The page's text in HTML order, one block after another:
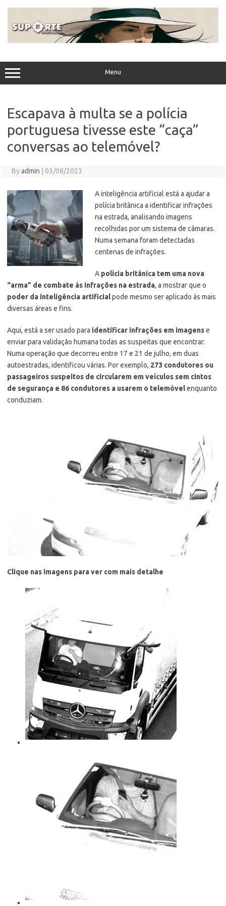
Menu
Escapava à multa se a polícia
portuguesa tivesse este “caça”
conversas ao telemóvel?
Byadmin 03/08/2023
A inteligência artificial está a ajudar a
polícia britânica a identificar infrações
na estrada, analisando imagens
recolhidas por um sistema de câmaras.
Numa semana foram detectadas
centenas de infrações.
A polícia britânica tem uma nova
“arma” de combate às infrações na estrada, a mostrar que o
poder da inteligência artificialpode mesmo ser aplicado às mais
diversas áreas e fins.
Aqui, está a ser usado para identificar infrações em imagense
enviar para validação humana todas as suspeitas que encontrar.
Numa operação que decorreu entre 17 e 21 de julho, em duas
autoestradas, identificou várias. Por exemplo, 273 condutores ou
passageiros suspeitos de circularem em veículos sem cintos
de segurança e 86 condutores a usarem o telemóvelenquanto
conduziam.
Clique nas imagens para ver com mais detalhe